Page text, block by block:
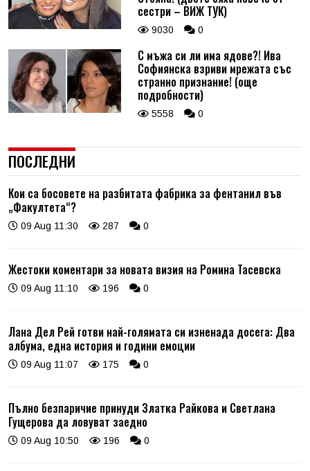
сестри – ВИЖ ТУК)
9030 0
С мъжа си ли има ядове?! Ива
Софиянска взриви мрежата със
странно признание! (още
подробности)
5558 0
ПОСЛЕДНИ
Кои са босовете на разбитата фабрика за фентанил във
„Факултета“?
09 Aug 11:30 287 0
Жестоки коментари за новата визия на Ромина Тасевска
09 Aug 11:10 196 0
Лана Дел Рей готви най-голямата си изненада досега: Два
албума, една история и години емоции
09 Aug 11:07 175 0
Пълно безпаричие принуди Златка Райкова и Светлана
Гущерова да ловуват заедно
09 Aug 10:50 196 0